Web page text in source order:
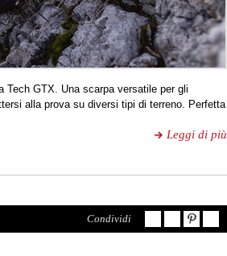
Tech GTX. Una scarpa versatile per gli
alla prova su diversi tipi di terreno. Perfetta
Leggi di più
Condividi